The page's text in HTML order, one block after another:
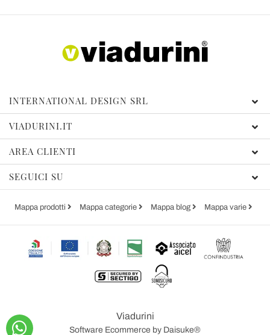
INTERNATIONAL DESIGN SRL
VIADURINI.IT
AREA CLIENTI
SEGUICI SU
Mappa prodotti Mappa categorie Mappa blog Mappa varie
Viadurini
Software Ecommerce by Daisuke®